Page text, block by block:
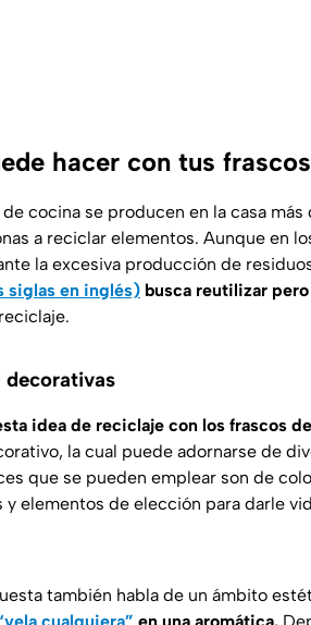
hacer con tus
cocina se producen en la casa
a reciclar elementos. Aunque en
la excesiva producción de
siglas en inglés) busca reutilizar
decorativas
idea de reciclaje con los frascos
la cual puede adornarse de
que se pueden emplear son de
y elementos de elección para darle
también habla de un ámbito